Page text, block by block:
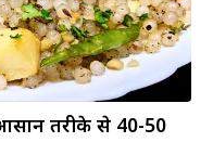
आसान तरीके से 40-50